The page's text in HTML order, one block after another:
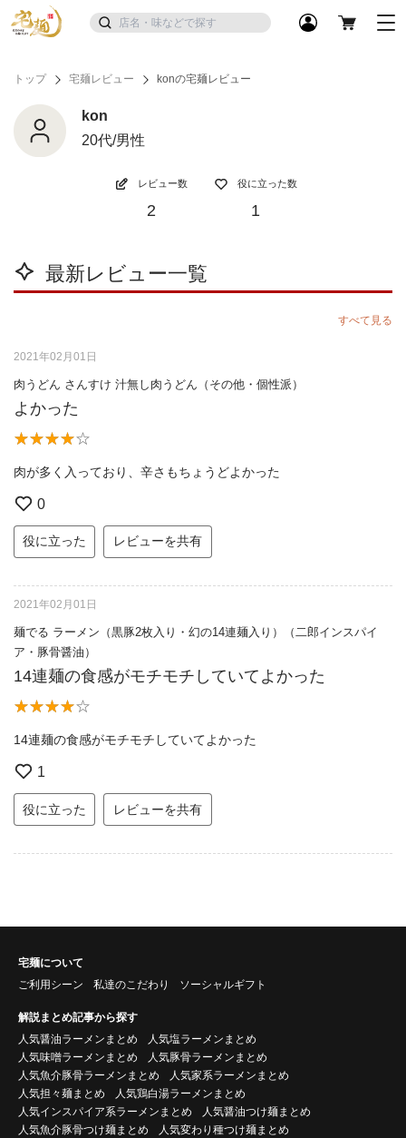
トップ 宅麺レビュー konの宅麺レビュー
kon
20代/男性
レビュー数
2
役に立った数
1
最新レビュー一覧
すべて見る
2021年02月01日
肉うどん さんすけ 汁無し肉うどん（その他・個性派）
よかった
肉が多く入っており、辛さもちょうどよかった
0
役に立った レビューを共有
2021年02月01日
麺でる ラーメン（黒豚2枚入り・幻の14連麺入り）（二郎インスパイ
ア・豚骨醤油）
14連麺の食感がモチモチしていてよかった
14連麺の食感がモチモチしていてよかった
1
役に立った レビューを共有
宅麺について
ご利用シーン
私達のこだわり ソーシャルギフト
解説まとめ記事から探す
人気醤油ラーメンまとめ
人気塩ラーメンまとめ
人気味噌ラーメンまとめ
人気豚骨ラーメンまとめ
人気魚介豚骨ラーメンまとめ
人気家系ラーメンまとめ
人気担々麺まとめ
人気鶏白湯ラーメンまとめ
人気インスパイア系ラーメンまとめ
人気醤油つけ麺まとめ
人気魚介豚骨つけ麺まとめ
人気変わり種つけ麺まとめ